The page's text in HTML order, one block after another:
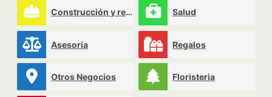
Construcción y reformas Salud
Asesoria Regalos
Otros Negocios Floristeria